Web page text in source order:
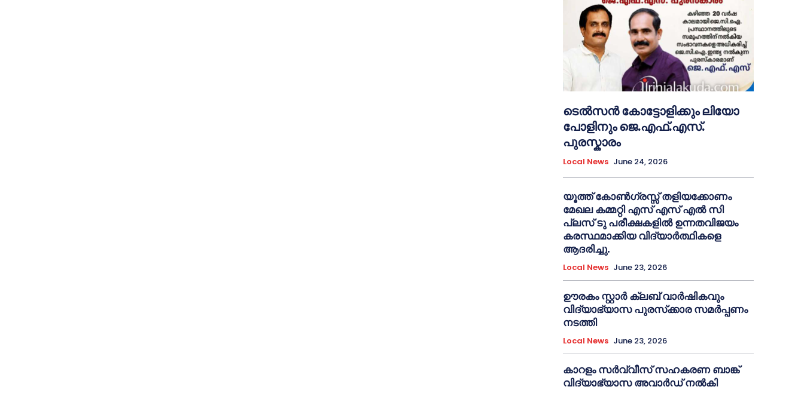
ടെൽസൻ കോട്ടോളിക്കും ലിയോ
പോളിനും ജെ.എഫ്.എസ്.
പുരസ്കാരം
Local News June 24, 2026
യൂത്ത് കോൺഗ്രസ്സ് തളിയക്കോണം
മേഖല കമ്മറ്റി എസ് എസ് എൽ സി
പ്ലസ് ടു പരീക്ഷകളിൽ ഉന്നതവിജയം
കരസ്ഥമാക്കിയ വിദ്യാർത്ഥികളെ
ആദരിച്ചു.
Local News June 23, 2026
ഊരകം സ്റ്റാർ ക്ലബ് വാർഷികവും
വിദ്യാഭ്യാസ പുരസ്‌ക്കാര സമർപ്പണം
നടത്തി
Local News June 23, 2026
കാറളം സർവ്വീസ് സഹകരണ ബാങ്ക്
വിദ്യാഭ്യാസ അവാർഡ് നൽകി